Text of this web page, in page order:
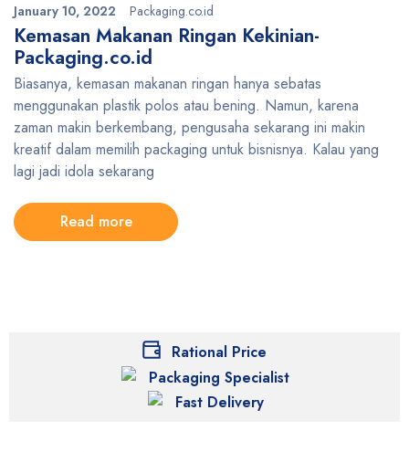
January 10, 2022 Packaging.co.id
Kemasan Makanan Ringan Kekinian-
Packaging.co.id
Biasanya, kemasan makanan ringan hanya sebatas
menggunakan plastik polos atau bening. Namun, karena
zaman makin berkembang, pengusaha sekarang ini makin
kreatif dalam memilih packaging untuk bisnisnya. Kalau yang
lagi jadi idola sekarang
Read more
Rational Price
Packaging Specialist
Fast Delivery